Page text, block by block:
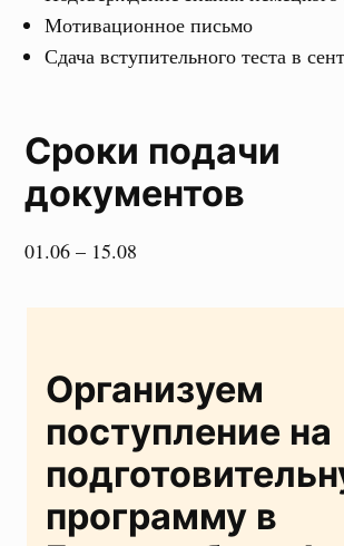
Мотивационное письмо
Сдача вступительного теста в
Сроки подачи
документов
01.06 – 15.08
Организуем
поступление на
программу в